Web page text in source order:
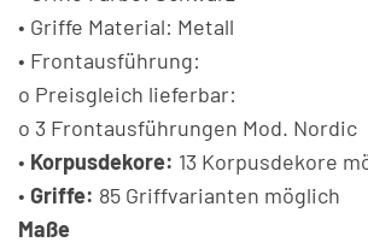
• Griffe Material: Metall
• Frontausführung:
o Preisgleich lieferbar:
o 3 Frontausführungen Mod. Nordic
• Korpusdekore: 13 Korpusdekore
• Griffe: 85 Griffvarianten möglich
Maße